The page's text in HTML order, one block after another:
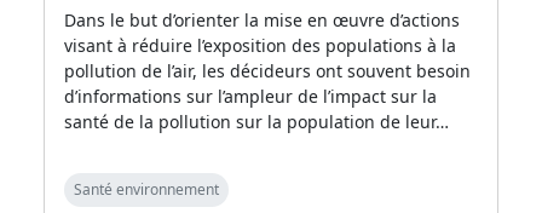
Dans le but d’orienter la mise en œuvre d’actions
visant à réduire l’exposition des populations à la
pollution de l’air, les décideurs ont souvent besoin
d’informations sur l’ampleur de l’impact sur la
santé de la pollution sur la population de leur…
Santé environnement